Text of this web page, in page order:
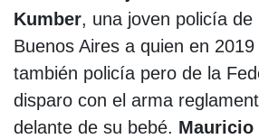
Kumber, una joven policía de
Buenos Aires a quien en
también policía pero de la
disparo con el arma
delante de su bebé. Mauricio